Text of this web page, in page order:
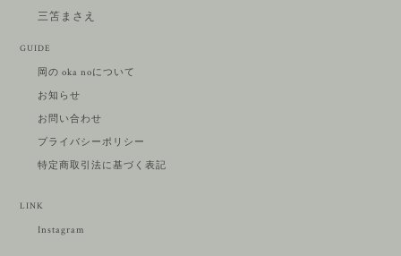
三笘まさえ
GUIDE
岡の oka noについて
お知らせ
お問い合わせ
プライバシーポリシー
特定商取引法に基づく表記
LINK
Instagram